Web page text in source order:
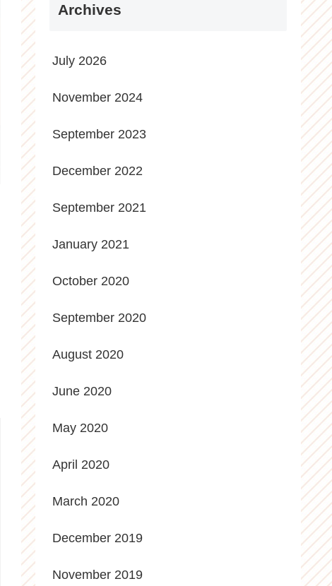
Archives
July 2026
November 2024
September 2023
December 2022
September 2021
January 2021
October 2020
September 2020
August 2020
June 2020
May 2020
April 2020
March 2020
December 2019
November 2019